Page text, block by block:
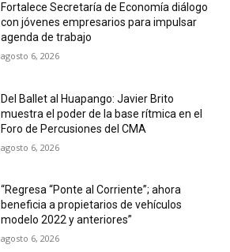
Fortalece Secretaría de Economía diálogo
con jóvenes empresarios para impulsar
agenda de trabajo
agosto 6, 2026
Del Ballet al Huapango: Javier Brito
muestra el poder de la base rítmica en el
Foro de Percusiones del CMA
agosto 6, 2026
“Regresa “Ponte al Corriente”; ahora
beneficia a propietarios de vehículos
modelo 2022 y anteriores”
agosto 6, 2026